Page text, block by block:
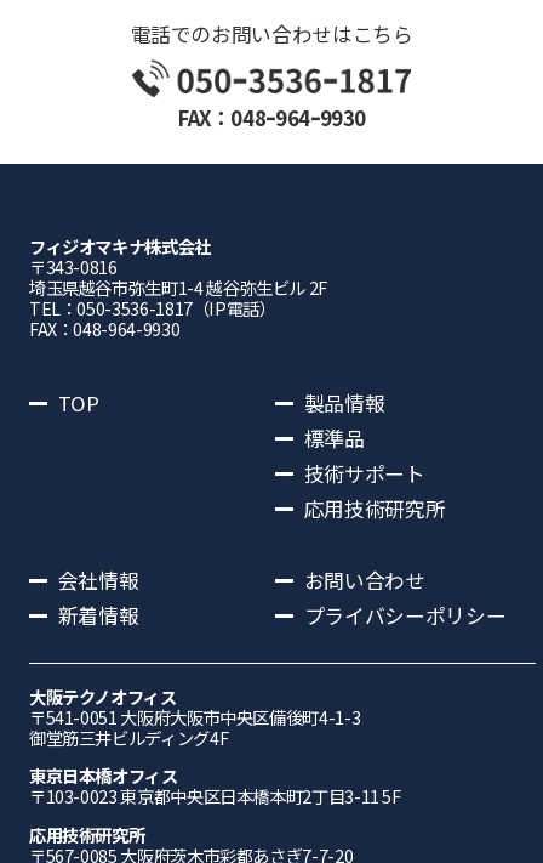
電話でのお問い合わせはこちら
FAX：048ｰ964ｰ9930
フィジオマキナ株式会社
〒343-0816
埼⽟県越⾕市弥⽣町1-4 越⾕弥⽣ビル 2F
TEL：050-3536-1817（IP電話）
FAX：048-964-9930
TOP
製品情報
標準品
技術サポート
応用技術研究所
会社情報
新着情報
お問い合わせ
プライバシーポリシー
大阪テクノオフィス
〒541-0051 ⼤阪府⼤阪市中央区備後町4-1-3
御堂筋三井ビルディング4F
東京日本橋オフィス
〒103-0023 東京都中央区日本橋本町2丁目3-11 5F
応⽤技術研究所
〒567-0085 ⼤阪府茨⽊市彩都あさぎ7-7-20